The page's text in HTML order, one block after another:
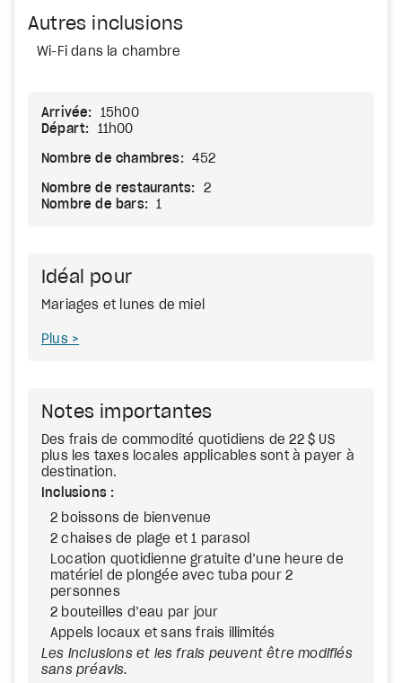
Autres inclusions
Wi-Fi dans la chambre
Arrivée:
15h00
Départ:
11h00
Nombre de chambres: 452
Nombre de restaurants:
2
Nombre de bars:
1
Idéal pour
Mariages et lunes de miel
Plus
Notes importantes
Des frais de commodité quotidiens de 22 $ US
plus les taxes locales applicables sont à payer à
destination.
Inclusions :
2 boissons de bienvenue
2 chaises de plage et 1 parasol
Location quotidienne gratuite d’une heure de
matériel de plongée avec tuba pour 2
personnes
2 bouteilles d’eau par jour
Appels locaux et sans frais illimités
Les inclusions et les frais peuvent être modifiés
sans préavis.